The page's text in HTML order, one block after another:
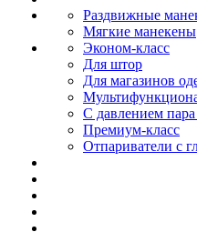
Раздвижные
Мягкие манекены
Эконом-класс
Для штор
Для магазинов
С давлением пара
Премиум-класс
Отпариватели с